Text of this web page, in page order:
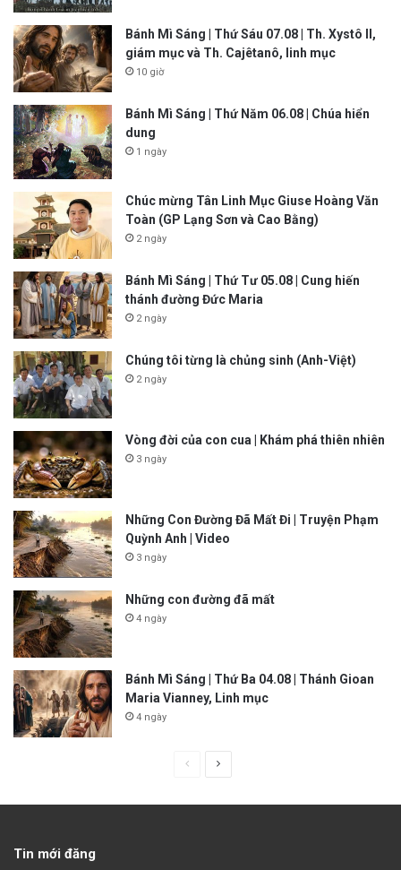
Bánh Mì Sáng | Thứ Sáu 07.08 | Th. Xystô II,
giám mục và Th. Cajêtanô, linh mục
10 giờ
Bánh Mì Sáng | Thứ Năm 06.08 | Chúa hiển
dung
1 ngày
Chúc mừng Tân Linh Mục Giuse Hoàng Văn
Toàn (GP Lạng Sơn và Cao Bằng)
2 ngày
Bánh Mì Sáng | Thứ Tư 05.08 | Cung hiến
thánh đường Đức Maria
2 ngày
Chúng tôi từng là chủng sinh (Anh-Việt)
2 ngày
Vòng đời của con cua | Khám phá thiên nhiên
3 ngày
Những Con Đường Đã Mất Đi | Truyện Phạm
Quỳnh Anh | Video
3 ngày
Những con đường đã mất
4 ngày
Bánh Mì Sáng | Thứ Ba 04.08 | Thánh Gioan
Maria Vianney, Linh mục
4 ngày
Tin mới đăng